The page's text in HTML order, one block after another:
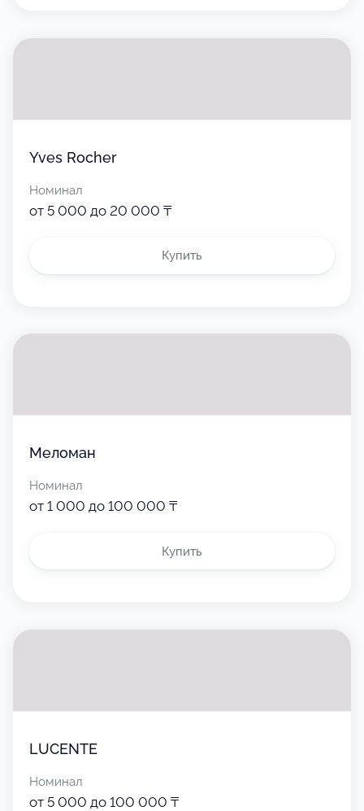
Yves Rocher
Номинал
от 5 000 до 20 000 ₸
Купить
Меломан
Номинал
от 1 000 до 100 000 ₸
Купить
LUCENTE
Номинал
от 5 000 до 100 000 ₸